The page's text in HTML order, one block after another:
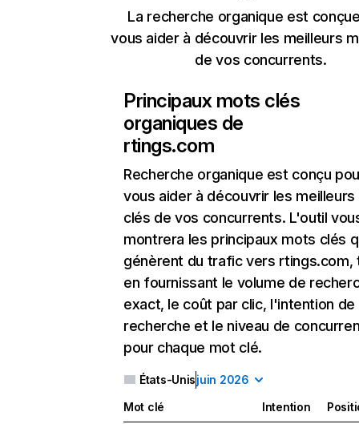
La recherche organique est
vous aider à découvrir les meilleurs
de vos concurrents.
Principaux mots clés
organiques de
rtings.com
Recherche organique est conçu
vous aider à découvrir les
clés de vos concurrents. L'outil
montrera les principaux mots clés
génèrent du trafic vers rtings.com,
en fournissant le volume de
exact, le coût par clic, l'intention de
recherche et le niveau de
pour chaque mot clé.
États-Unisjuin 2026
Mot clé Intention